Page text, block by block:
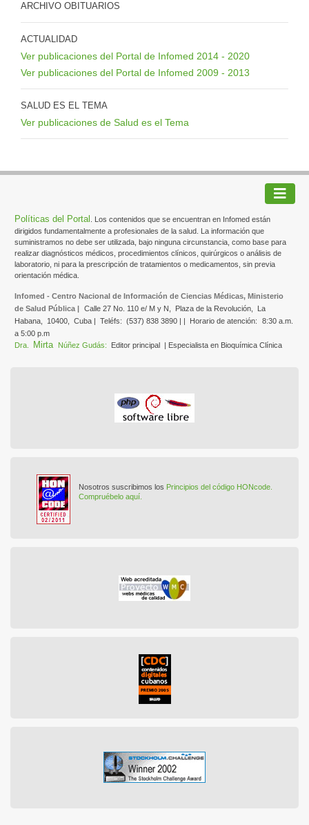
ARCHIVO OBITUARIOS
ACTUALIDAD
Ver publicaciones del Portal de Infomed 2014 - 2020
Ver publicaciones del Portal de Infomed 2009 - 2013
SALUD ES EL TEMA
Ver publicaciones de Salud es el Tema
Políticas del Portal
. Los contenidos que se encuentran en Infomed están
dirigidos fundamentalmente a profesionales de la salud. La información que
suministramos no debe ser utilizada, bajo ninguna circunstancia, como base para
realizar diagnósticos médicos, procedimientos clínicos, quirúrgicos o análisis de
laboratorio, ni para la prescripción de tratamientos o medicamentos, sin previa
orientación médica.
Infomed - Centro Nacional de Información de Ciencias Médicas, Ministerio
de Salud Pública | Calle 27 No. 110 e/ M y N, Plaza de la Revolución,
La
Habana, 10400, Cuba | Teléfs: (537) 838 3890 | | Horario de atención:
8:30 a.m.
a 5:00 p.m
Dra.
Mirta Núñez Gudás: Editor principal | Especialista en Bioquímica Clínica
Nosotros suscribimos los Principios del código HONcode.
Compruébelo aquí.